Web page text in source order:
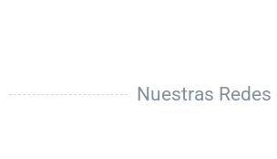
Nuestras Redes